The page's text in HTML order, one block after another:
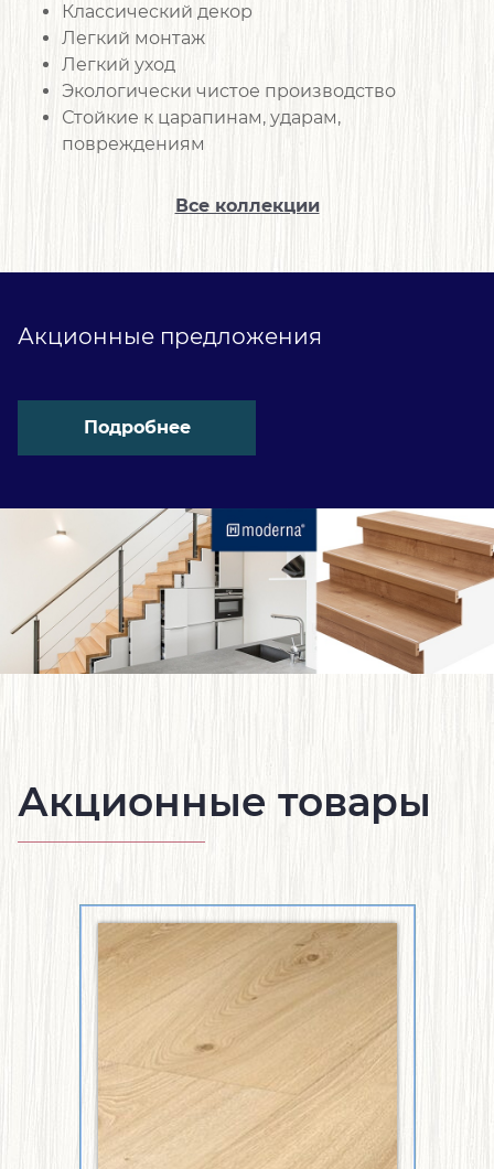
Классический декор
Легкий монтаж
Легкий уход
Экологически чистое производство
Стойкие к царапинам, ударам,
повреждениям
Все коллекции
Акционные предложения
Подробнее
Акционные товары